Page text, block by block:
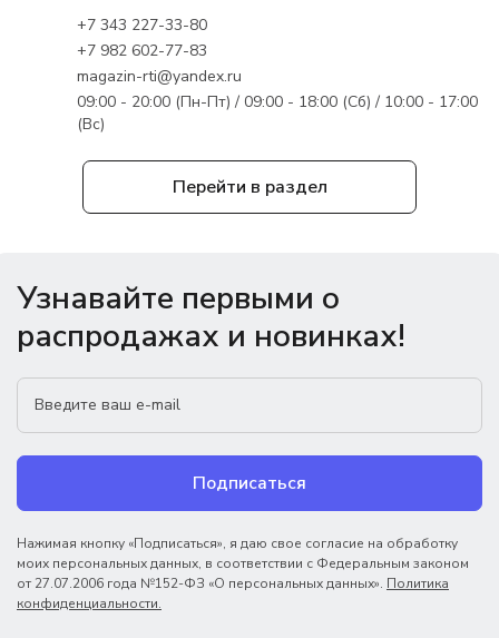
Перейти в раздел
+7 343 227-33-80
+7 982 602-77-83
magazin-rti@yandex.ru
09:00 - 20:00 (Пн-Пт) / 09:00 - 18:00 (Сб) / 10:00 - 17:00
(Вс)
Узнавайте первыми о
распродажах и новинках!
Подписаться
Нажимая кнопку «Подписаться», я даю свое согласие на обработку
моих персональных данных, в соответствии с Федеральным законом
от 27.07.2006 года №152-ФЗ «О персональных данных». Политика
конфиденциальности.